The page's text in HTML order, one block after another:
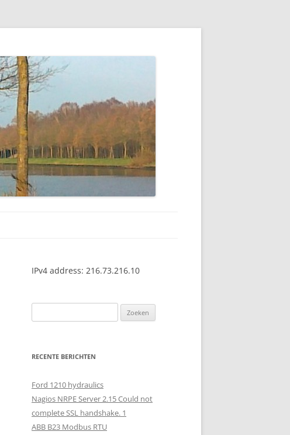
IPv4 address: 216.73.216.10
naar:
RECENTE BERICHTEN
Ford 1210 hydraulics
Nagios NRPE Server 2.15 Could not
complete SSL handshake. 1
ABB B23 Modbus RTU